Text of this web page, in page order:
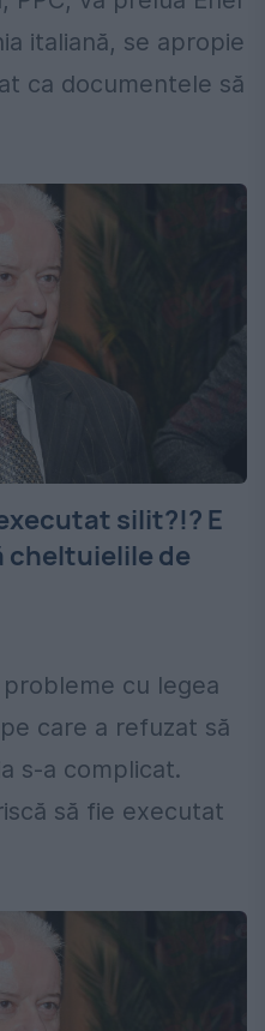
italiană, se apropie
ca documentele să
silit?!? E
cheltuielile de
cu legea
care a refuzat să
s-a complicat.
să fie executat